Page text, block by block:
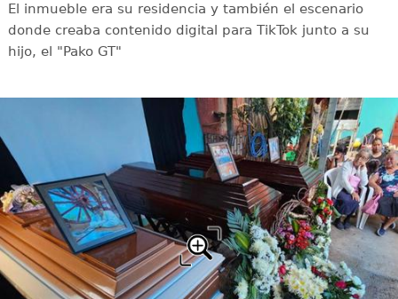
El inmueble era su residencia y también el escenario
donde creaba contenido digital para TikTok junto a su
hijo, el "Pako GT"